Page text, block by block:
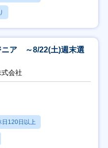
ニア ～8/22(土)週末選
会社
日120日以上